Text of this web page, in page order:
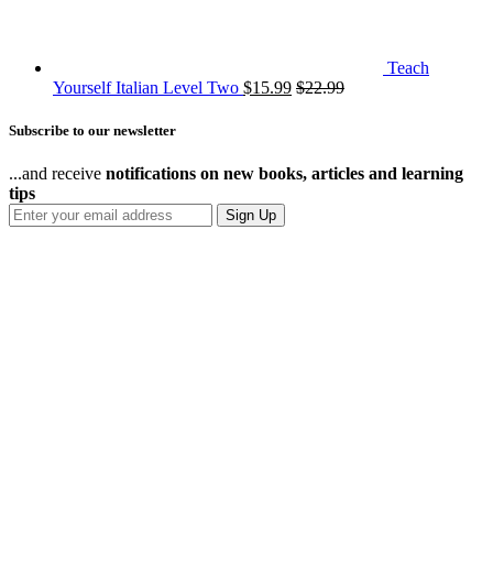
Teach
Yourself Italian Level Two $15.99 $22.99
Subscribe to our newsletter
...and receive notifications on new books, articles and learning
tips
Sign Up